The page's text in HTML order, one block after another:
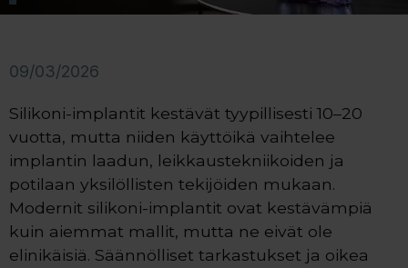
09/03/2026
Silikoni-implantit kestävät tyypillisesti 10–20
vuotta, mutta niiden käyttöikä vaihtelee
implantin laadun, leikkaustekniikoiden ja
potilaan yksilöllisten tekijöiden mukaan.
Modernit silikoni-implantit ovat kestävämpiä
kuin aiemmat mallit, mutta ne eivät ole
elinikäisiä. Säännölliset tarkastukset ja oikea